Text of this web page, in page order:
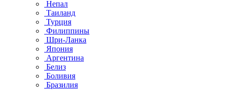
Непал
Таиланд
Турция
Филиппины
Шри-Ланка
Япония
Аргентина
Белиз
Боливия
Бразилия